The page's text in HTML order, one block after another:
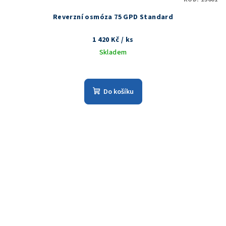
Reverzní osmóza 75 GPD Standard
1 420 Kč / ks
Skladem
Do košíku